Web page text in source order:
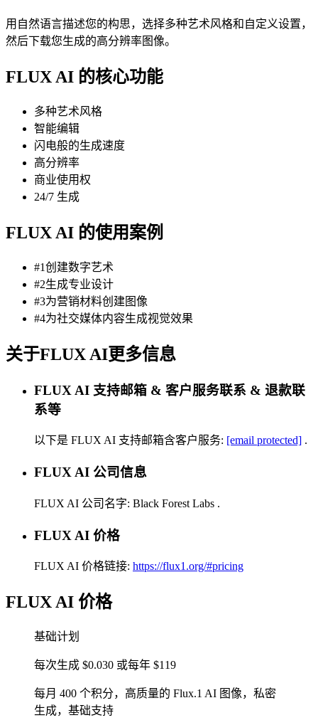
用自然语言描述您的构思，选择多种艺术风格和自定义设置，
然后下载您生成的高分辨率图像。
FLUX AI 的核心功能
多种艺术风格
智能编辑
闪电般的生成速度
高分辨率
商业使用权
24/7 生成
FLUX AI 的使用案例
#1创建数字艺术
#2生成专业设计
#3为营销材料创建图像
#4为社交媒体内容生成视觉效果
关于FLUX AI更多信息
FLUX AI 支持邮箱 & 客户服务联系 & 退款联
系等
以下是 FLUX AI 支持邮箱含客户服务: [email protected] .
FLUX AI 公司信息
FLUX AI 公司名字: Black Forest Labs .
FLUX AI 价格
FLUX AI 价格链接: https://flux1.org/#pricing
FLUX AI 价格
基础计划
每次生成 $0.030 或每年 $119
每月 400 个积分，高质量的 Flux.1 AI 图像，私密
生成，基础支持